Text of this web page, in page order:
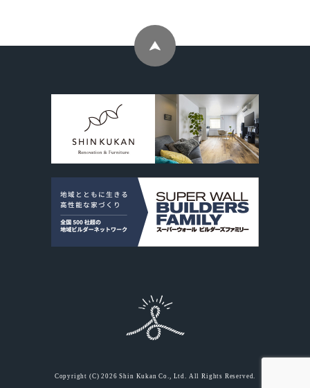
Copyright (C) 2026 Shin Kukan Co., Ltd. All Rights Reserved.